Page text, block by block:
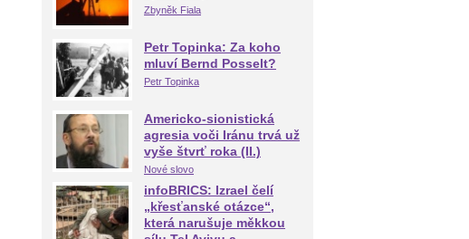
Zbyněk Fiala
Petr Topinka: Za koho
mluví Bernd Posselt?
Petr Topinka
Americko-sionistická
agresia voči Iránu trvá už
vyše štvrť roka (II.)
Nové slovo
infoBRICS: Izrael čelí
„křesťanské otázce“,
která narušuje měkkou